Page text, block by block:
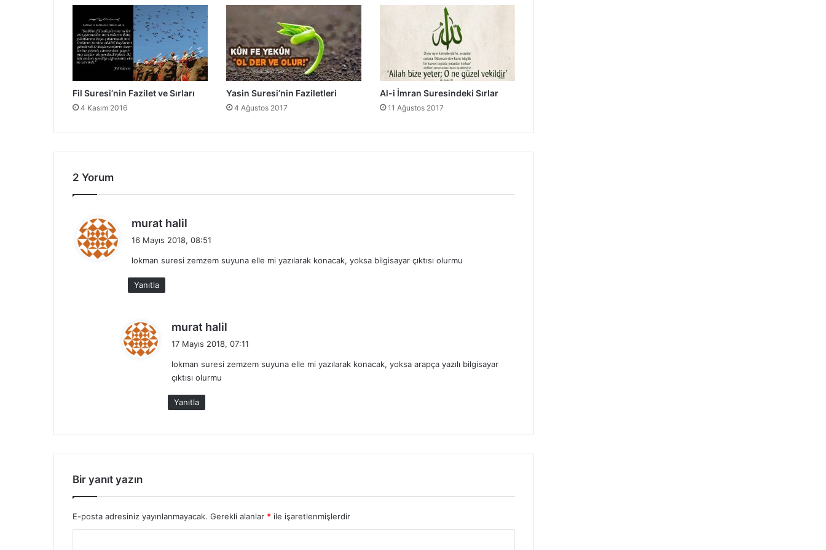
z
e
e
S
ı
l
ı
l
t
v
e
S
ı
r
r
Fil Suresi’nin Fazilet ve Sırları
4 Kasım 2016
Yasin Suresi’nin Faziletleri
4 Ağustos 2017
Al-i İmran Suresindeki Sırlar
11 Ağustos 2017
2 Yorum
murat halil
i
16 Mayıs 2018, 08:51
lokman suresi zemzem suyuna elle mi yazılarak konacak, yoksa bilgisayar çıktısı olurmu
Yanıtla
murat halil
i
17 Mayıs 2018, 07:11
lokman suresi zemzem suyuna elle mi yazılarak konacak, yoksa arapça yazılı bilgisayar
çıktısı olurmu
Yanıtla
Bir yanıt yazın
E-posta adresiniz yayınlanmayacak. Gerekli alanlar * ile işaretlenmişlerdir